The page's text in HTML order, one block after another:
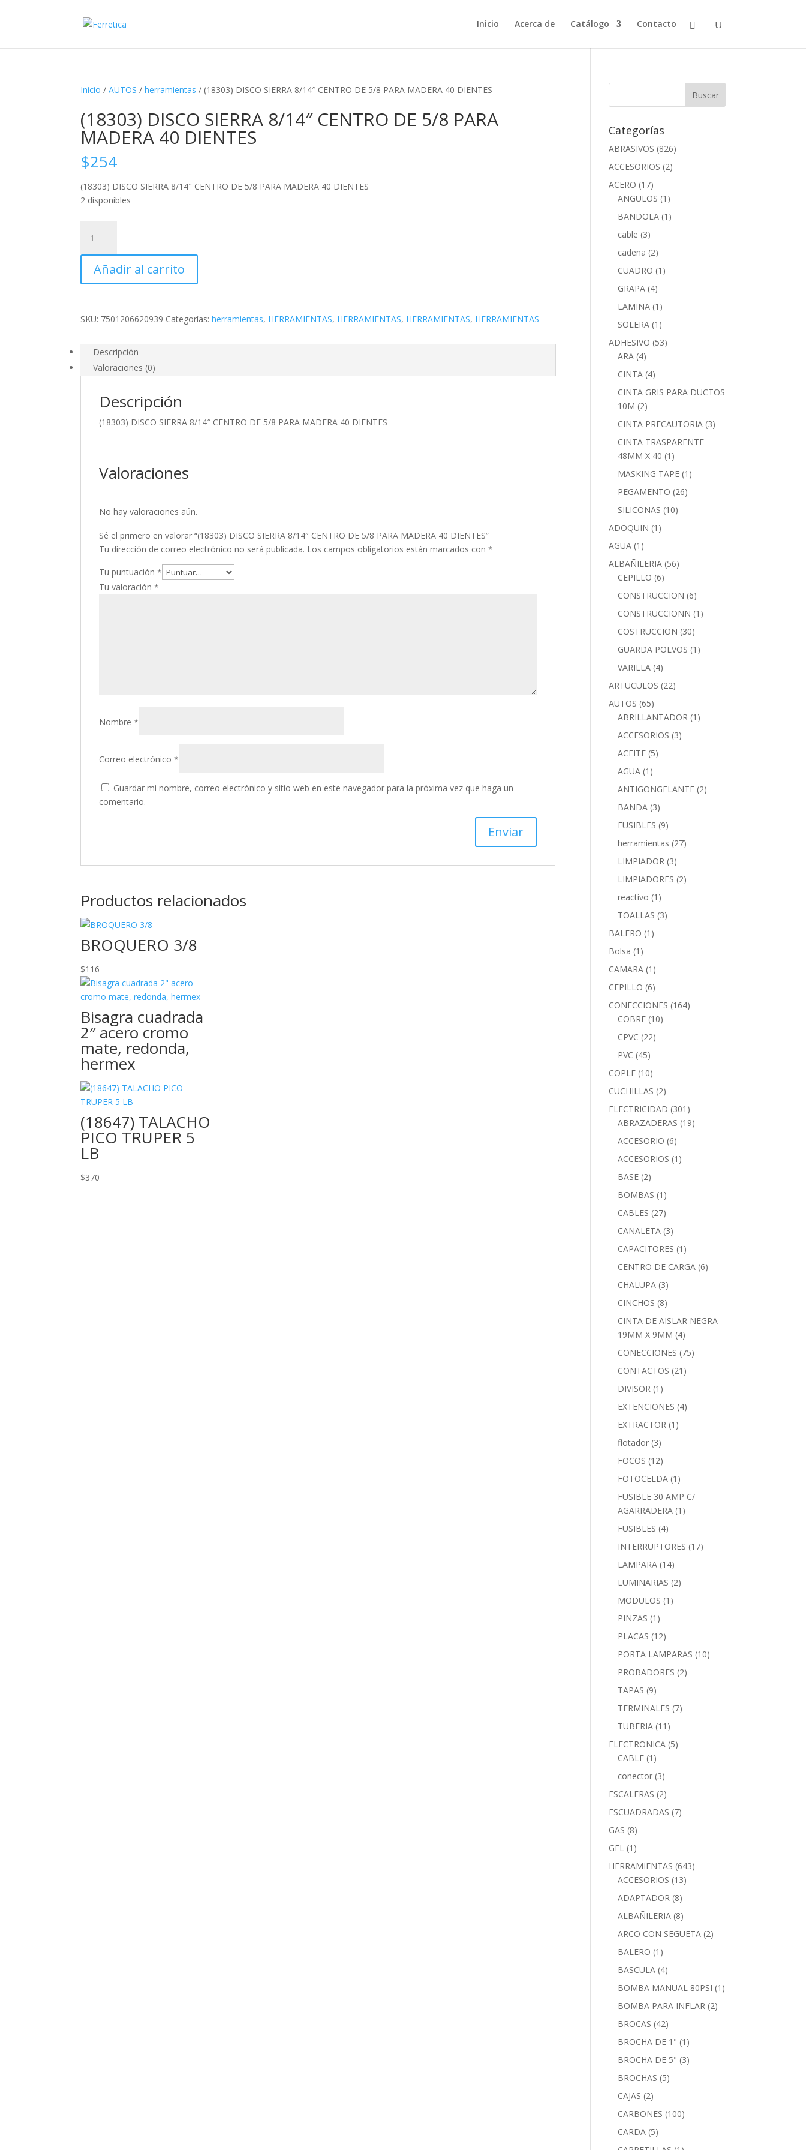
Inicio Acerca de Catálogo Contacto
Inicio /AUTOS /herramientas / (18303) DISCO SIERRA 8/14″ CENTRO DE 5/8 PARA MADERA 40 DIENTES
(18303) DISCO SIERRA 8/14″ CENTRO DE 5/8 PARA
MADERA 40 DIENTES
$254
(18303) DISCO SIERRA 8/14″ CENTRO DE 5/8 PARA MADERA 40 DIENTES
2 disponibles
DISCO
SIERRA
8/14"
CENTRO
5/8
PARA
DIENTES
cantidad
Añadir al carrito
SKU: 7501206620939 Categorías:herramientas, HERRAMIENTAS, HERRAMIENTAS, HERRAMIENTAS, HERRAMIENTAS
Descripción
Valoraciones (0)
Descripción
(18303) DISCO SIERRA 8/14″ CENTRO DE 5/8 PARA MADERA 40 DIENTES
Valoraciones
No hay valoraciones aún.
Sé el primero en valorar “(18303) DISCO SIERRA 8/14″ CENTRO DE 5/8 PARA MADERA 40 DIENTES”
Tu dirección de correo electrónico no será publicada. Los campos obligatorios están marcados con*
Tu puntuación*
Tu valoración*
Nombre*
Correo electrónico*
Guardar mi nombre, correo electrónico y sitio web en este navegador para la próxima vez que haga un
comentario.
Productos relacionados
BROQUERO 3/8
$116
Bisagra cuadrada
2″ acero cromo
mate, redonda,
hermex
(18647) TALACHO
PICO TRUPER 5
LB
$370
Categorías
ABRASIVOS (826)
ACCESORIOS (2)
ACERO (17)
ANGULOS (1)
BANDOLA (1)
cable (3)
cadena (2)
CUADRO (1)
GRAPA (4)
LAMINA (1)
SOLERA (1)
ADHESIVO (53)
ARA (4)
CINTA (4)
CINTA GRIS PARA DUCTOS
10M (2)
CINTA PRECAUTORIA (3)
CINTA TRASPARENTE
48MM X 40 (1)
MASKING TAPE (1)
PEGAMENTO (26)
SILICONAS (10)
ADOQUIN (1)
AGUA (1)
ALBAÑILERIA (56)
CEPILLO (6)
CONSTRUCCION (6)
CONSTRUCCIONN (1)
COSTRUCCION (30)
GUARDA POLVOS (1)
VARILLA (4)
ARTUCULOS (22)
AUTOS (65)
ABRILLANTADOR (1)
ACCESORIOS (3)
ACEITE (5)
AGUA (1)
ANTIGONGELANTE (2)
BANDA (3)
FUSIBLES (9)
herramientas (27)
LIMPIADOR (3)
LIMPIADORES (2)
reactivo (1)
TOALLAS (3)
BALERO (1)
Bolsa (1)
CAMARA (1)
CEPILLO (6)
CONECCIONES (164)
COBRE (10)
CPVC (22)
PVC (45)
COPLE (10)
CUCHILLAS (2)
ELECTRICIDAD (301)
ABRAZADERAS (19)
ACCESORIO (6)
ACCESORIOS (1)
BASE (2)
BOMBAS (1)
CABLES (27)
CANALETA (3)
CAPACITORES (1)
CENTRO DE CARGA (6)
CHALUPA (3)
CINCHOS (8)
CINTA DE AISLAR NEGRA
19MM X 9MM (4)
CONECCIONES (75)
CONTACTOS (21)
DIVISOR (1)
EXTENCIONES (4)
EXTRACTOR (1)
flotador (3)
FOCOS (12)
FOTOCELDA (1)
FUSIBLE 30 AMP C/
AGARRADERA (1)
FUSIBLES (4)
INTERRUPTORES (17)
LAMPARA (14)
LUMINARIAS (2)
MODULOS (1)
PINZAS (1)
PLACAS (12)
PORTA LAMPARAS (10)
PROBADORES (2)
TAPAS (9)
TERMINALES (7)
TUBERIA (11)
ELECTRONICA (5)
CABLE (1)
conector (3)
ESCALERAS (2)
ESCUADRADAS (7)
GAS (8)
GEL (1)
HERRAMIENTAS (643)
ACCESORIOS (13)
ADAPTADOR (8)
ALBAÑILERIA (8)
ARCO CON SEGUETA (2)
BALERO (1)
BASCULA (4)
BOMBA MANUAL 80PSI (1)
BOMBA PARA INFLAR (2)
BROCAS (42)
BROCHA DE 1" (1)
BROCHA DE 5" (3)
BROCHAS (5)
CAJAS (2)
CARBONES (100)
CARDA (5)